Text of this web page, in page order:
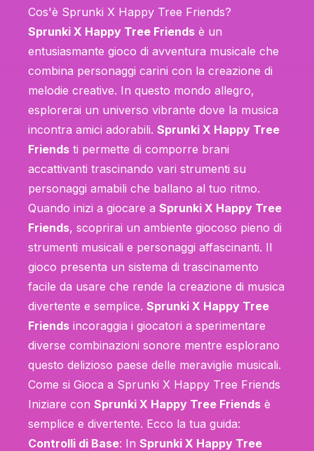
Cos'è Sprunki X Happy Tree Friends?
Sprunki X Happy Tree Friends è un
entusiasmante gioco di avventura musicale che
combina personaggi carini con la creazione di
melodie creative. In questo mondo allegro,
esplorerai un universo vibrante dove la musica
incontra amici adorabili. Sprunki X Happy Tree
Friends ti permette di comporre brani
accattivanti trascinando vari strumenti su
personaggi amabili che ballano al tuo ritmo.
Quando inizi a giocare a Sprunki X Happy Tree
Friends, scoprirai un ambiente giocoso pieno di
strumenti musicali e personaggi affascinanti. Il
gioco presenta un sistema di trascinamento
facile da usare che rende la creazione di musica
divertente e semplice. Sprunki X Happy Tree
Friends incoraggia i giocatori a sperimentare
diverse combinazioni sonore mentre esplorano
questo delizioso paese delle meraviglie musicali.
Come si Gioca a Sprunki X Happy Tree Friends
Iniziare con Sprunki X Happy Tree Friends è
semplice e divertente. Ecco la tua guida:
Controlli di Base: In Sprunki X Happy Tree